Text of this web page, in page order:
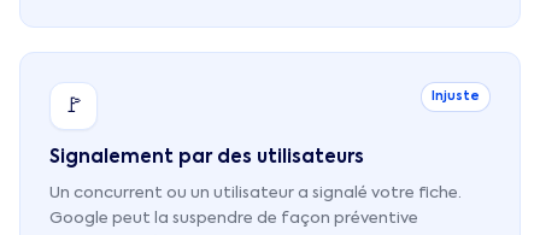
🚩 Injuste
Signalement par des utilisateurs
Un concurrent ou un utilisateur a signalé votre fiche.
Google peut la suspendre de façon préventive